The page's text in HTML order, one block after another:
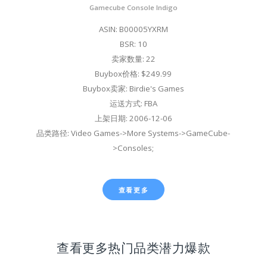
Gamecube Console Indigo
ASIN: B00005YXRM
BSR: 10
卖家数量: 22
Buybox价格: $249.99
Buybox卖家: Birdie's Games
运送方式: FBA
上架日期: 2006-12-06
品类路径: Video Games->More Systems->GameCube-
>Consoles;
查看更多
查看更多热门品类潜力爆款